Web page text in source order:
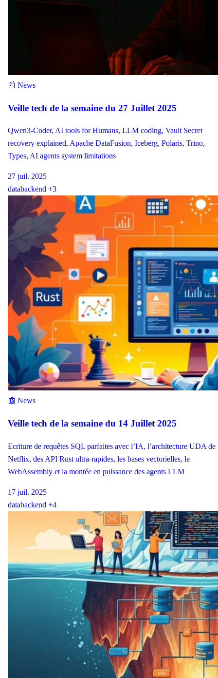
📰 News
Veille tech de la semaine du 27 Juillet 2025
Qwen3-Coder, AI tools for Humans, LLM coding, Vault Secret
recovery explained, Apache DataFusion, Iceberg, Polaris, Trino,
Types, AI agents system limitations
27 juil. 2025
databackend +3
📰 News
Veille tech de la semaine du 14 Juillet 2025
Ecriture de requêtes SQL parfaites avec l’IA, l’architecture UDA de
Netflix, des API Rust ultra-rapides, les bases vectorielles, le
WebAssembly et la montée en puissance des agents LLM
17 juil. 2025
databackend +4